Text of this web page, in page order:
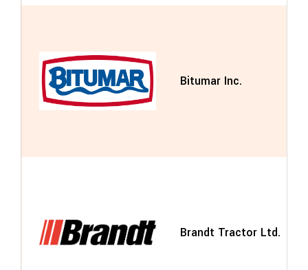
Bitumar Inc.
Brandt Tractor Ltd.